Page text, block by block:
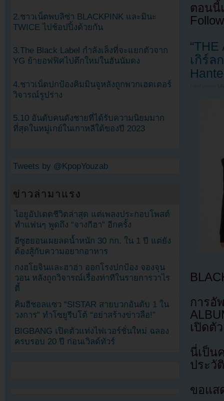
ตอนนี้
เกิร์ล
การอั
เปิดตั
นี่เป็
ประวั
ขอแส
2.ชาวเน็ตพบลิซ่า BLACKPINK และมินะ
TWICE ไปช้อปปิ้งด้วยกัน
3.The Black Label กำลังเล็งที่จะแยกตัวจาก
YG ย้ายอฟฟิศไปตึกใหม่ในฮันนัมดง
4.ชาวเน็ตปกป้องคิมมินจูหลังถูกพวกเฮดเตอร์
วิจารณ์รูปร่าง
5.10 อันดับคนดังชายที่ได้รับความนิยมมาก
ที่สุดในหมู่เกย์ในเกาหลีใต้ของปี 2023
Tweets by @KpopYouzab
ข่าวล่ามาแรง
ไอยูอัปเดตชีวิตล่าสุด แต่เพลงประกอบโพสต์
ทำแฟนๆ พูดถึง “จางกีฮา” อีกครั้ง
อีซูฮยอนเผยลดน้ำหนัก 30 กก. ใน 1 ปี แต่ยัง
ต้องสู้กับความอยากอาหาร
กงฮโยจินและฮาฮ่า ออกโรงปกป้อง จองจุน
วอน หลังถูกวิจารณ์เรื่องท่าทีในรายการวาไร
ตี้
คิมฮีชอลแซว “SISTAR สายบวกอันดับ 1 ใน
วงการ” ทำโซยูรีบโต้ “อย่าสร้างข่าวลือ!”
BIGBANG เปิดตัวแท่งไฟเวอร์ชั่นใหม่ ฉลอง
ครบรอบ 20 ปี ก่อนเวิลด์ทัวร์